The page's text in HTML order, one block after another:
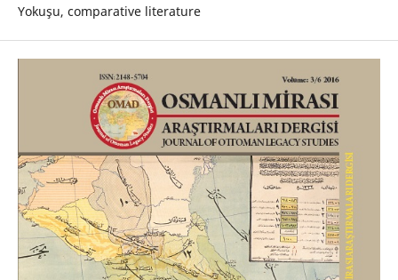
Yokuşu, comparative literature